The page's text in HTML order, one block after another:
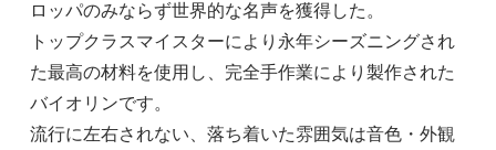
ロッパのみならず世界的な名声を獲得した。
トップクラスマイスターにより永年シーズニングされ
た最高の材料を使用し、完全手作業により製作された
バイオリンです。
流行に左右されない、落ち着いた雰囲気は音色・外観